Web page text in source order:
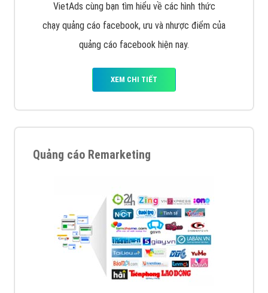
VietAds cùng bạn tìm hiểu về các hình thức
chạy quảng cáo facebook, ưu và nhược điểm của
quảng cáo facebook hiện nay.
XEM CHI TIẾT
Quảng cáo Remarketing